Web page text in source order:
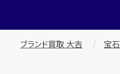
ブランド買取 大吉 宝